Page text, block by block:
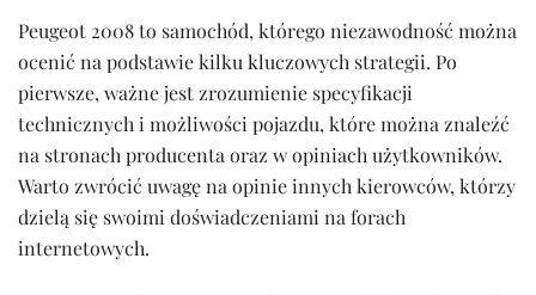
Peugeot 2008 to samochód, którego niezawodność można
ocenić na podstawie kilku kluczowych strategii. Po
pierwsze, ważne jest zrozumienie specyfikacji
technicznych i możliwości pojazdu, które można znaleźć
na stronach producenta oraz w opiniach użytkowników.
Warto zwrócić uwagę na opinie innych kierowców, którzy
dzielą się swoimi doświadczeniami na forach
internetowych.